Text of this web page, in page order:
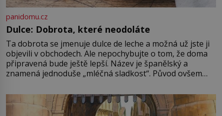
panidomu.cz
Dulce: Dobrota, které neodoláte
Ta dobrota se jmenuje dulce de leche a možná už jste ji
objevili v obchodech. Ale nepochybujte o tom, že doma
připravená bude ještě lepší. Název je španělský a
znamená jednoduše „mléčná sladkost“. Původ ovšem
pře hned několik latinskoamerických zemí a k tomu
Francie, kde se traduje,